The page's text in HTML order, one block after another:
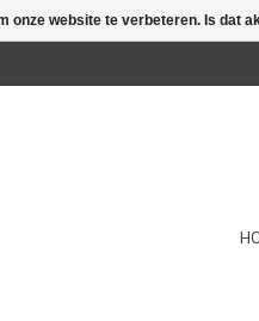
onze website te verbeteren. Is dat